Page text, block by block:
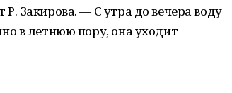
Закирова. — С утра до вечера воду
в летнюю пору, она уходит